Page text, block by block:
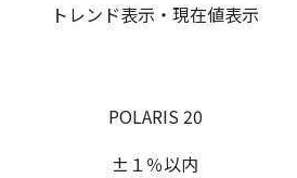
トレンド表示・現在値表示
POLARIS 20
±１％以内